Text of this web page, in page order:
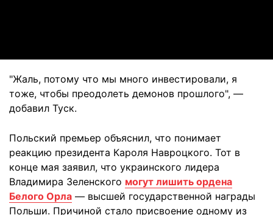
"Жаль, потому что мы много инвестировали, я
тоже, чтобы преодолеть демонов прошлого", —
добавил Туск.
Польский премьер объяснил, что понимает
реакцию президента Кароля Навроцкого. Тот в
конце мая заявил, что украинского лидера
Владимира Зеленского могут лишить ордена
Белого Орла — высшей государственной награды
Польши. Причиной стало присвоение одному из